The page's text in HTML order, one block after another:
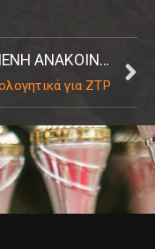
ΕΠΌΜΕΝΗ ΑΝΑΚΟΊΝΩΣΗ
για ZTP